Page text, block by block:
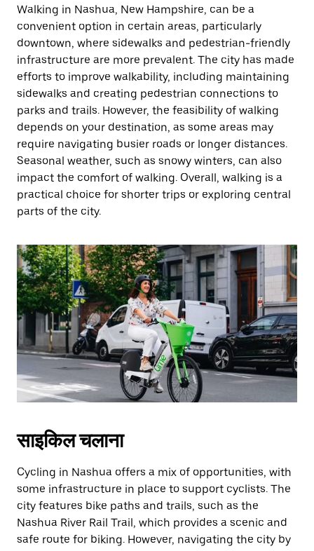
Walking in Nashua, New Hampshire, can be a
convenient option in certain areas, particularly
downtown, where sidewalks and pedestrian-friendly
infrastructure are more prevalent. The city has made
efforts to improve walkability, including maintaining
sidewalks and creating pedestrian connections to
parks and trails. However, the feasibility of walking
depends on your destination, as some areas may
require navigating busier roads or longer distances.
Seasonal weather, such as snowy winters, can also
impact the comfort of walking. Overall, walking is a
practical choice for shorter trips or exploring central
parts of the city.
साइकिल चलाना
Cycling in Nashua offers a mix of opportunities, with
some infrastructure in place to support cyclists. The
city features bike paths and trails, such as the
Nashua River Rail Trail, which provides a scenic and
safe route for biking. However, navigating the city by